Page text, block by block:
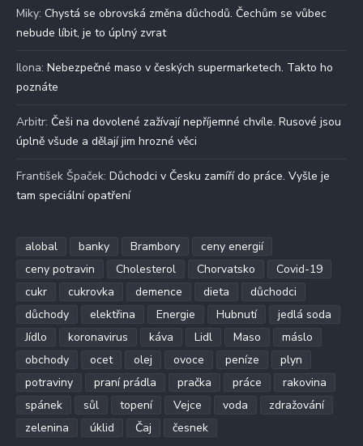
Miky: Chystá se obrovská změna důchodů. Čechům se vůbec
nebude líbit, je to úplný zvrat
Ilona: Nebezpečné maso v českých supermarketech. Takto ho
poznáte
Arbitr: Češi na dovolené zažívají nepříjemné chvíle. Rusové jsou
úplně všude a dělají jim hrozné věci
František Špaček: Důchodci v Česku zamíří do práce. Vyšle je
tam speciální opatření
alobal banky Brambory
ceny energií
ceny potravin
Cholesterol Chorvatsko
Covid-19
cukr
cukrovka demence dieta
důchodci
důchody
elektřina Energie Hubnutí
jedlá soda
Jídlo
koronavirus káva Lidl Maso
máslo
obchody
ocet olej ovoce peníze
plyn
potraviny
praní prádla pračka práce
rakovina
spánek
sůl topení Vejce voda
zdražování
zelenina
úklid Čaj česnek